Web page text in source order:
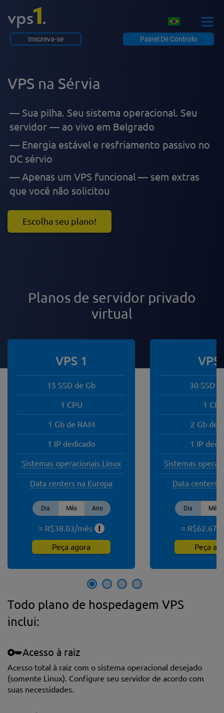
Inscreva-se Painel De Controlo
VPS na Sérvia
Sua pilha. Seu sistema operacional. Seu
servidor — ao vivo em Belgrado
Energia estável e resfriamento passivo no
DC sérvio
Apenas um VPS funcional — sem extras
que você não solicitou
Escolha seu plano!
Planos de servidor privado
virtual
VPS 1
15 SSD de Gb
1 CPU
1 Gb de RAM
1 IP dedicado
Sistemas operacionais Linux
Data centers na Europa
Dia Mês Ano
≈ R$38.03/mês !
Peça agora
VPS
30 SSD
1
2 Gb de
1 IP
Sistemas
Data centers
Dia Mês
≈ R$62.67
Peça
Todo plano de hospedagem VPS
inclui:
Acesso à raiz
Acesso total à raiz com o sistema operacional desejado
(somente Linux). Сonfigure seu servidor de acordo com
suas necessidades.